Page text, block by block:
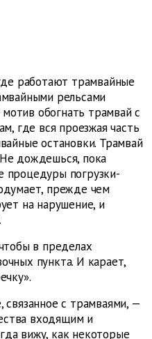
работают трамвайные
рельсами
обогнать трамвай с
где вся проезжая часть
остановки. Трамвай
дождешься, пока
процедуры погрузки-
прежде чем
на нарушение, и
в пределах
пункта. И карает,
с трамваями, —
входящим и
вижу, как некоторые